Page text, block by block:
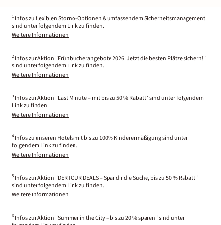
1 Infos zu flexiblen Storno-Optionen & umfassendem Sicherheitsmanagement
sind unter folgendem Link zu finden.
Weitere Informationen
2 Infos zur Aktion "Frühbucherangebote 2026: Jetzt die besten Plätze sichern!"
sind unter folgendem Link zu finden.
Weitere Informationen
3 Infos zur Aktion "Last Minute – mit bis zu 50 % Rabatt" sind unter folgendem
Link zu finden.
Weitere Informationen
4 Infos zu unseren Hotels mit bis zu 100% Kinderermäßigung sind unter
folgendem Link zu finden.
Weitere Informationen
5 Infos zur Aktion "DERTOUR DEALS – Spar dir die Suche, bis zu 50 % Rabatt"
sind unter folgendem Link zu finden.
Weitere Informationen
6 Infos zur Aktion "Summer in the City – bis zu 20 % sparen" sind unter